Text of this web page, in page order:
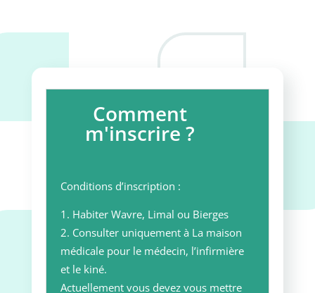
Comment
m'inscrire ?
Conditions d’inscription :
Habiter Wavre, Limal ou Bierges
Consulter uniquement à La maison
médicale pour le médecin, l’infirmière
et le kiné.
Actuellement vous devez vous mettre